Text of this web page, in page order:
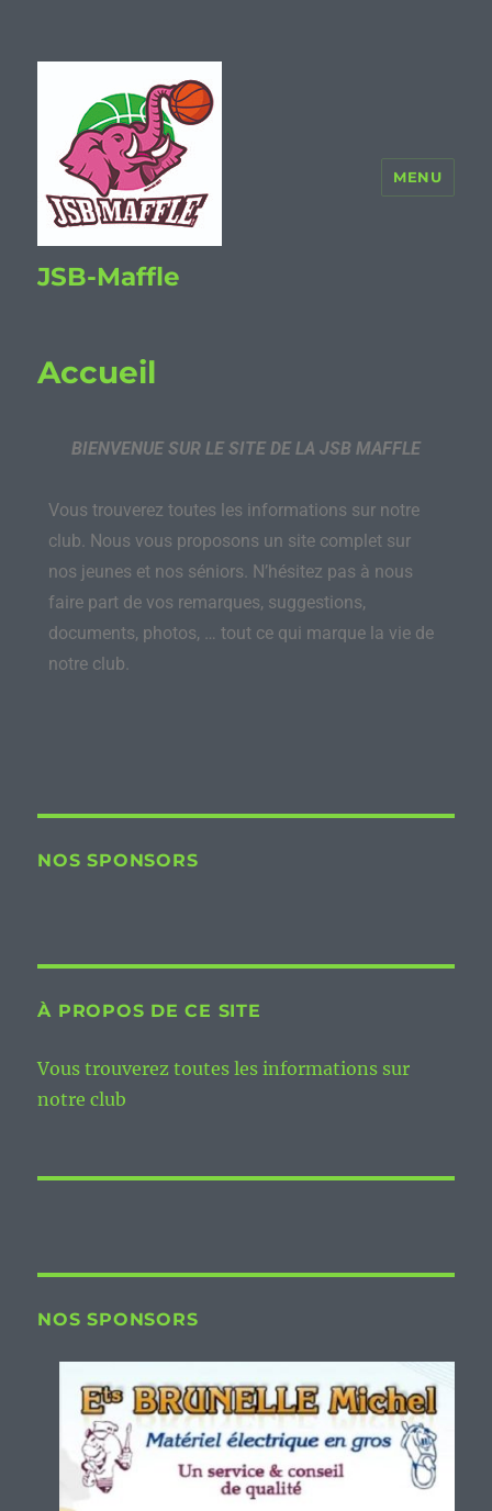
JSB-Maffle
MENU
Accueil
BIENVENUE SUR LE SITE DE LA JSB MAFFLE
Vous trouverez toutes les informations sur notre
club. Nous vous proposons un site complet sur
nos jeunes et nos séniors. N’hésitez pas à nous
faire part de vos remarques, suggestions,
documents, photos, … tout ce qui marque la vie de
notre club.
NOS SPONSORS
À PROPOS DE CE SITE
Vous trouverez toutes les informations sur
notre club
NOS SPONSORS